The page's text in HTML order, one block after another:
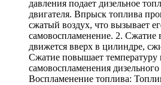
давления подает дизельное
двигателя. Впрыск топлива
сжатый воздух, что вызывает
самовоспламенение. 2. Сжатие
движется вверх в цилиндре,
Сжатие повышает температуру
самовоспламенения
Воспламенение топлива: